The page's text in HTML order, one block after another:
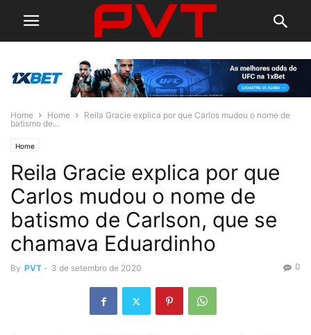
Home Home
Reila Gracie explica por que Carlos mudou o nome de
batismo de...
Home
Reila Gracie explica por que
Carlos mudou o nome de
batismo de Carlson, que se
chamava Eduardinho
By PVT - 3 de setembro de 2020 0